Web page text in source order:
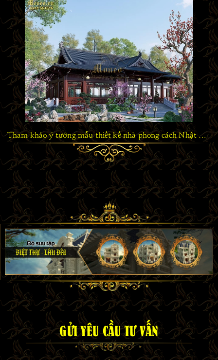
Tham khảo ý tưởng mẫu thiết kế nhà phong cách Nhật Bản truyền thống
GỬI YÊU CẦU TƯ VẤN